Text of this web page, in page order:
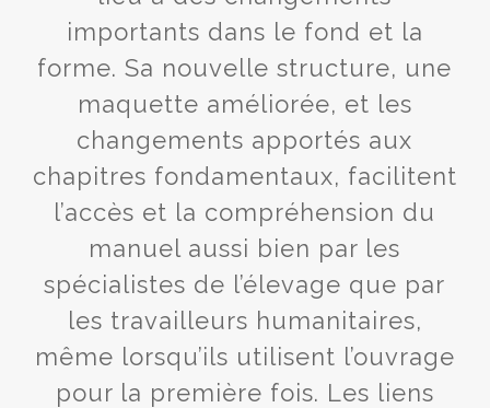
importants dans le fond et la
forme. Sa nouvelle structure, une
maquette améliorée, et les
changements apportés aux
chapitres fondamentaux, facilitent
l’accès et la compréhension du
manuel aussi bien par les
spécialistes de l’élevage que par
les travailleurs humanitaires,
même lorsqu’ils utilisent l’ouvrage
pour la première fois. Les liens